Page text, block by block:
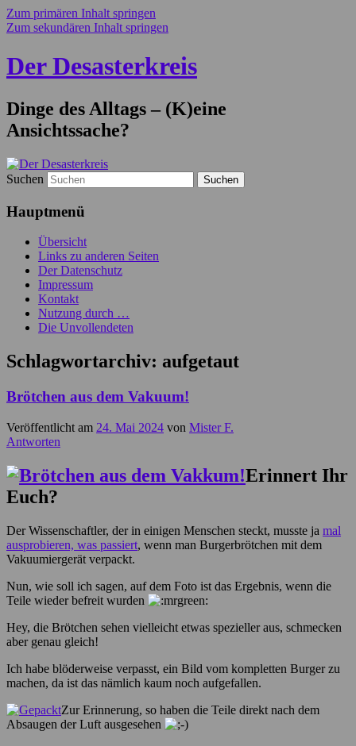
Zum primären Inhalt springen
Zum sekundären Inhalt springen
Der Desasterkreis
Dinge des Alltags – (K)eine
Ansichtssache?
Suchen
Hauptmenü
Übersicht
Links zu anderen Seiten
Der Datenschutz
Impressum
Kontakt
Nutzung durch …
Die Unvollendeten
Schlagwortarchiv: aufgetaut
Brötchen aus dem Vakuum!
Veröffentlicht am 24. Mai 2024 von Mister F.
Antworten
Erinnert Ihr
Euch?
Der Wissenschaftler, der in einigen Menschen steckt, musste ja mal
ausprobieren, was passiert, wenn man Burgerbrötchen mit dem
Vakuumiergerät verpackt.
Nun, wie soll ich sagen, auf dem Foto ist das Ergebnis, wenn die
Teile wieder befreit wurden
Hey, die Brötchen sehen vielleicht etwas spezieller aus, schmecken
aber genau gleich!
Ich habe blöderweise verpasst, ein Bild vom kompletten Burger zu
machen, da ist das nämlich kaum noch aufgefallen.
Zur Erinnerung, so haben die Teile direkt nach dem
Absaugen der Luft ausgesehen